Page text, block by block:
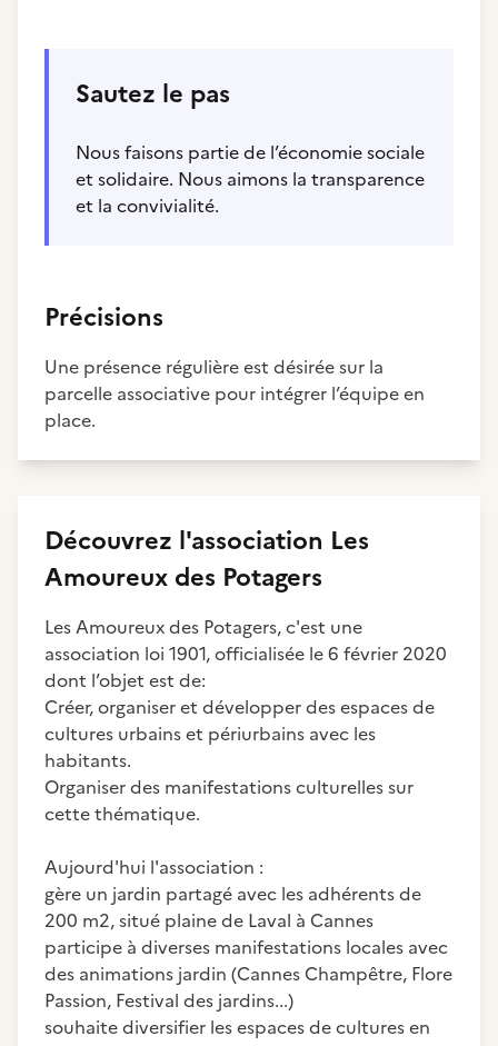
Sautez le pas
Nous faisons partie de l’économie sociale
et solidaire. Nous aimons la transparence
et la convivialité.
Précisions
Une présence régulière est désirée sur la
parcelle associative pour intégrer l’équipe en
place.
Découvrez l'association Les
Amoureux des Potagers
Les Amoureux des Potagers, c'est une
association loi 1901, officialisée le 6 février 2020
dont l’objet est de:
Créer, organiser et développer des espaces de
cultures urbains et périurbains avec les
habitants.
Organiser des manifestations culturelles sur
cette thématique.
Aujourd'hui l'association :
gère un jardin partagé avec les adhérents de
200 m2, situé plaine de Laval à Cannes
participe à diverses manifestations locales avec
des animations jardin (Cannes Champêtre, Flore
Passion, Festival des jardins...)
souhaite diversifier les espaces de cultures en